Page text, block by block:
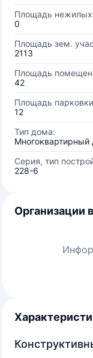
Площадь
0
Площадь зем.
2113
Площадь
42
Площадь
12
Тип дома:
Многоквартирный
Серия, тип
228-6
Организации